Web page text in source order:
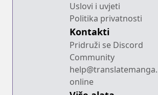
Uslovi i uvjeti
Politika privatnosti
Kontakti
Pridruži se Discord
Community
help@translatemanga.
online